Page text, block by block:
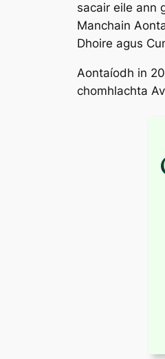
sacair eile ann
Manchain
Dhoire agus
Aontaíodh in
chomhlachta